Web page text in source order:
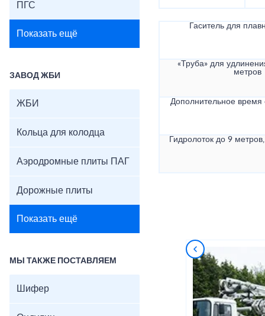
ПГС
Показать ещё
ЗАВОД ЖБИ
ЖБИ
Кольца для колодца
Аэродромные плиты ПАГ
Дорожные плиты
Показать ещё
МЫ ТАКЖЕ ПОСТАВЛЯЕМ
Шифер
Гаситель для
«Труба» для
метров
Дополнительное
Гидролоток до 9